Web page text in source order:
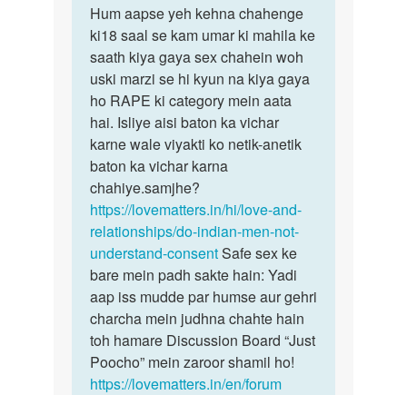
to
kya
before
18
sex
krna
safe…
by
Raju
Hum
aapse
yeh
kehna
chahenge…
Hum aapse yeh kehna chahenge
ki18 saal se kam umar ki mahila ke
saath kiya gaya sex chahein woh
uski marzi se hi kyun na kiya gaya
ho RAPE ki category mein aata
hai. Isliye aisi baton ka vichar
karne wale viyakti ko netik-anetik
baton ka vichar karna
chahiye.samjhe?
https://lovematters.in/hi/love-and-
relationships/do-indian-men-not-
understand-consentSafe sex ke
bare mein padh sakte hain: Yadi
aap iss mudde par humse aur gehri
charcha mein judhna chahte hain
toh hamare Discussion Board “Just
Poocho” mein zaroor shamil ho!
https://lovematters.in/en/forum